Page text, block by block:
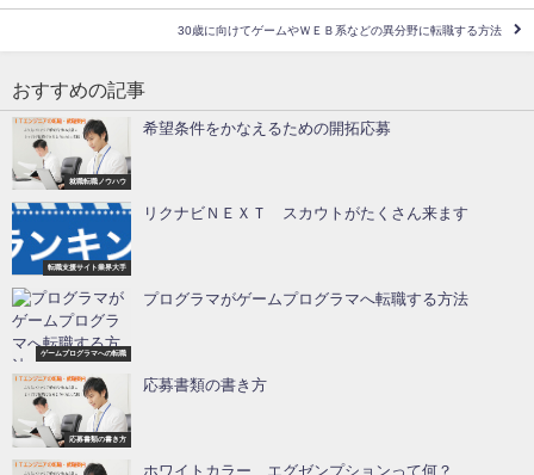
30歳に向けてゲームやＷＥＢ系などの異分野に転職する方法
おすすめの記事
就職転職ノウハウ
希望条件をかなえるための開拓応募
転職支援サイト業界大手
リクナビＮＥＸＴ スカウトがたくさん来ます
ゲームプログラマへの転職
プログラマがゲームプログラマへ転職する方法
応募書類の書き方
応募書類の書き方
ホワイトカラー エグゼンプションって何？